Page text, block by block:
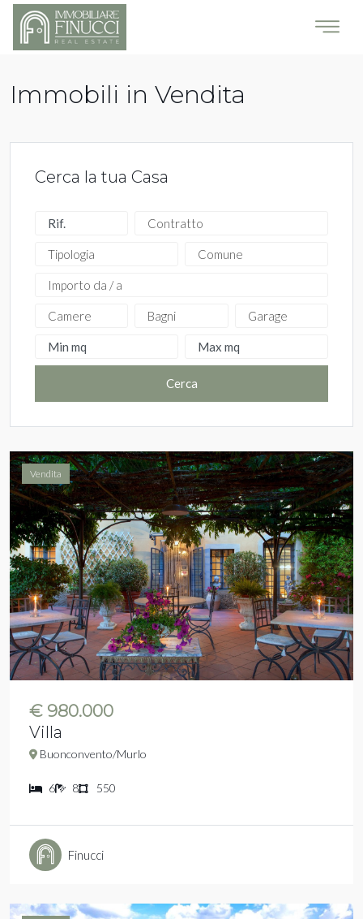
Immobili in Vendita
Cerca la tua Casa
Cerca
Vendita
€ 980.000
Villa
Buonconvento/Murlo
6 8 550
Finucci